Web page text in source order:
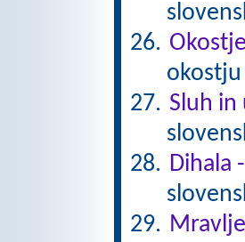
Sluh
Dihala